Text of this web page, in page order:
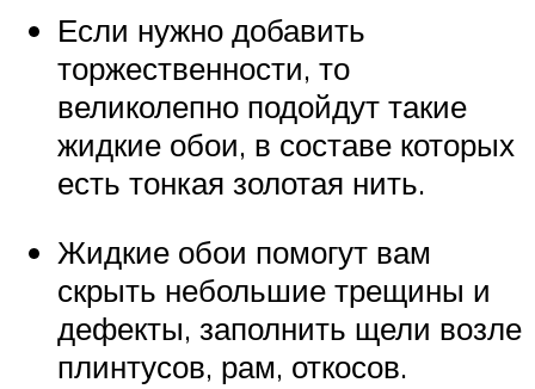
Если нужно добавить
торжественности, то
великолепно подойдут такие
жидкие обои, в составе которых
есть тонкая золотая нить.
Жидкие обои помогут вам
скрыть небольшие трещины и
дефекты, заполнить щели возле
плинтусов, рам, откосов.